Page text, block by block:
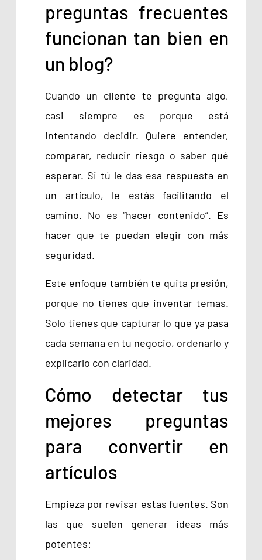
preguntas frecuentes
funcionan tan bien en
un blog?
Cuando un cliente te pregunta algo,
casi siempre es porque está
intentando decidir. Quiere entender,
comparar, reducir riesgo o saber qué
esperar. Si tú le das esa respuesta en
un artículo, le estás facilitando el
camino. No es “hacer contenido”. Es
hacer que te puedan elegir con más
seguridad.
Este enfoque también te quita presión,
porque no tienes que inventar temas.
Solo tienes que capturar lo que ya pasa
cada semana en tu negocio, ordenarlo y
explicarlo con claridad.
Cómo detectar tus
mejores preguntas
para convertir en
artículos
Empieza por revisar estas fuentes. Son
las que suelen generar ideas más
potentes: